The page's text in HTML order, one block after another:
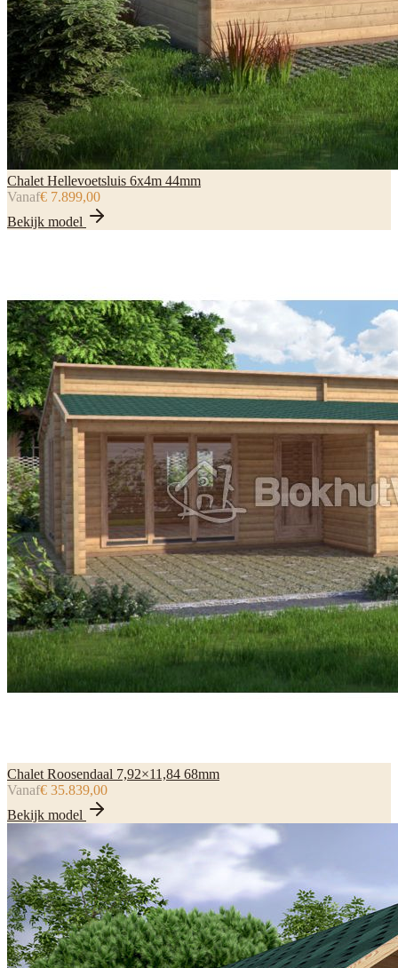
Chalet Hellevoetsluis 6x4m 44mm
Vanaf€ 7.899,00
Bekijk model
Chalet Roosendaal 7,92×11,84 68mm
Vanaf€ 35.839,00
Bekijk model